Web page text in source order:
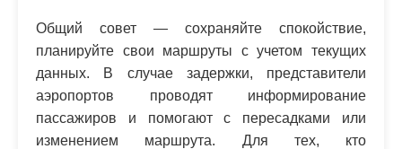
Общий совет — сохраняйте спокойствие,
планируйте свои маршруты с учетом текущих
данных. В случае задержки, представители
аэропортов проводят информирование
пассажиров и помогают с пересадками или
изменением маршрута. Для тех, кто